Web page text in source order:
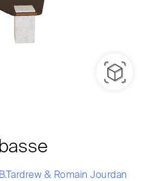
& Romain Jourdan